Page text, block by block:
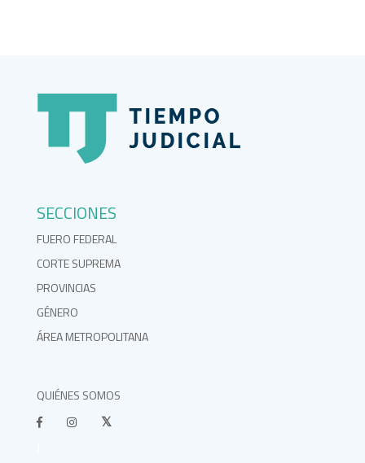
SECCIONES
FUERO FEDERAL
CORTE SUPREMA
PROVINCIAS
GÉNERO
ÁREA METROPOLITANA
QUIÉNES SOMOS